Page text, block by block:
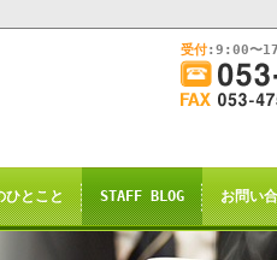
Explorerから閲覧する場合はコチ
換の他のブラウザ
れる場合がございます
受付:9:00〜
ひとこと STAFF BLOG お問い